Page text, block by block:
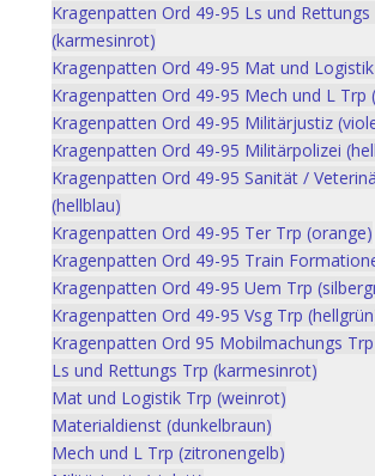
Kragenpatten Ord 49-95 Ls und Rettungs
(karmesinrot)
Kragenpatten Ord 49-95 Mat und
Kragenpatten Ord 49-95 Mech und L Trp
Kragenpatten Ord 49-95 Militärjustiz
Kragenpatten Ord 49-95 Militärpolizei
Kragenpatten Ord 49-95 Sanität /
(hellblau)
Kragenpatten Ord 49-95 Ter Trp (orange)
Kragenpatten Ord 49-95 Train
Kragenpatten Ord 49-95 Uem Trp
Kragenpatten Ord 49-95 Vsg Trp
Kragenpatten Ord 95 Mobilmachungs
Ls und Rettungs Trp (karmesinrot)
Mat und Logistik Trp (weinrot)
Materialdienst (dunkelbraun)
Mech und L Trp (zitronengelb)